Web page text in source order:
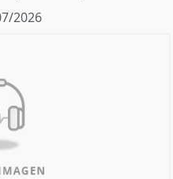
2026